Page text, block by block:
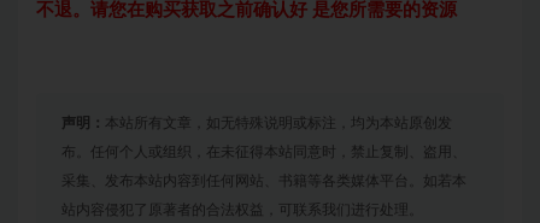
不退。请您在购买获取之前确认好 是您所需要的资源
声明： 本站所有文章，如无特殊说明或标注，均为本站原创发
布。任何个人或组织，在未征得本站同意时，禁止复制、盗用、
采集、发布本站内容到任何网站、书籍等各类媒体平台。如若本
站内容侵犯了原著者的合法权益，可联系我们进行处理。